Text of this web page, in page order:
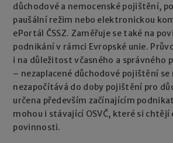
důchodové a nemocenské pojištění,
paušální režim nebo elektronickou
ePortál ČSSZ. Zaměřuje se také na
podnikání v rámci Evropské unie.
i na důležitost včasného a správného
– nezaplacené důchodové pojištění se
nezapočítává do doby pojištění pro
určena především začínajícím
mohou i stávající OSVČ, které si chtějí
povinnosti.